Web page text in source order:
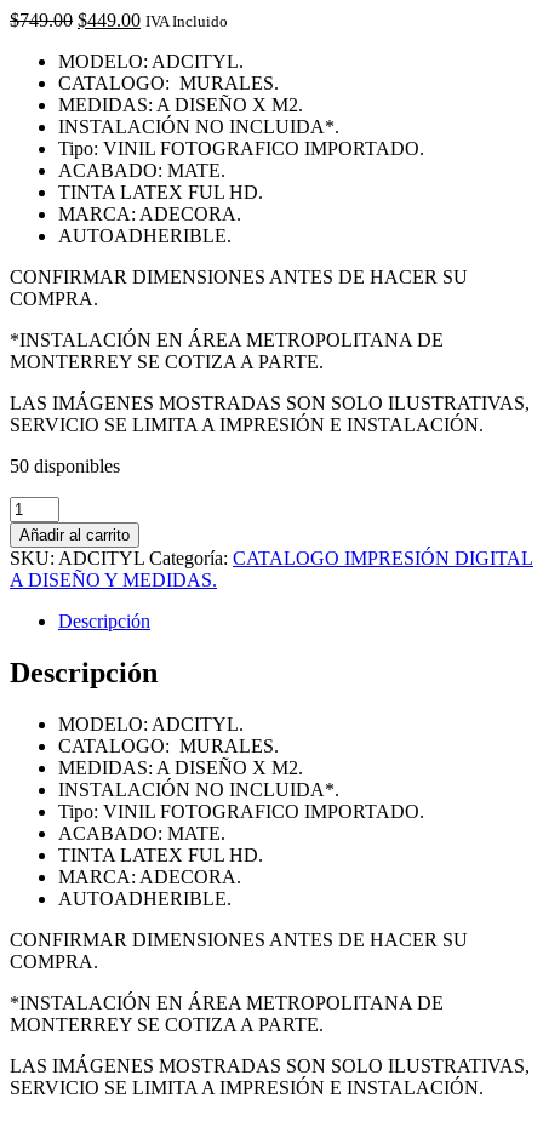
$749.00 Original
was:
$749.00.
$449.00Current
is:
$449.00.
IVA Incluido
MODELO: ADCITYL.
CATALOGO: MURALES.
MEDIDAS: A DISEÑO X M2.
INSTALACIÓN NO INCLUIDA*.
Tipo: VINIL FOTOGRAFICO IMPORTADO.
ACABADO: MATE.
TINTA LATEX FUL HD.
MARCA: ADECORA.
AUTOADHERIBLE.
CONFIRMAR DIMENSIONES ANTES DE HACER SU
COMPRA.
*INSTALACIÓN EN ÁREA METROPOLITANA DE
MONTERREY SE COTIZA A PARTE.
LAS IMÁGENES MOSTRADAS SON SOLO ILUSTRATIVAS,
SERVICIO SE LIMITA A IMPRESIÓN E INSTALACIÓN.
50 disponibles
IMPRESIÓN
DIGITAL
FULL
HD
DIGITAL
ADCITYL.
cantidad
Añadir al carrito
SKU: ADCITYL Categoría: CATALOGO IMPRESIÓN DIGITAL
A DISEÑO Y MEDIDAS.
Descripción
Descripción
MODELO: ADCITYL.
CATALOGO: MURALES.
MEDIDAS: A DISEÑO X M2.
INSTALACIÓN NO INCLUIDA*.
Tipo: VINIL FOTOGRAFICO IMPORTADO.
ACABADO: MATE.
TINTA LATEX FUL HD.
MARCA: ADECORA.
AUTOADHERIBLE.
CONFIRMAR DIMENSIONES ANTES DE HACER SU
COMPRA.
*INSTALACIÓN EN ÁREA METROPOLITANA DE
MONTERREY SE COTIZA A PARTE.
LAS IMÁGENES MOSTRADAS SON SOLO ILUSTRATIVAS,
SERVICIO SE LIMITA A IMPRESIÓN E INSTALACIÓN.